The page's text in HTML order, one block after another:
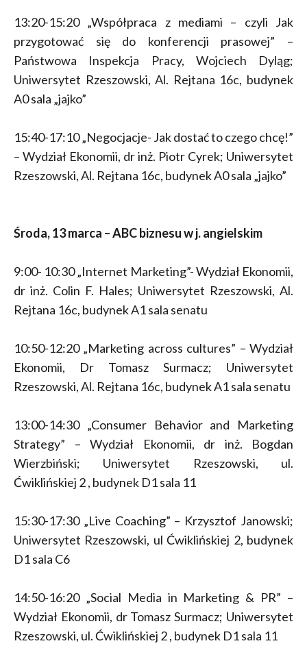
13:20-15:20 „Współpraca z mediami – czyli Jak
przygotować się do konferencji prasowej” –
Państwowa Inspekcja Pracy, Wojciech Dyląg;
Uniwersytet Rzeszowski, Al. Rejtana 16c, budynek
A0 sala „jajko”
15:40-17:10 „Negocjacje- Jak dostać to czego chcę!”
– Wydział Ekonomii, dr inż. Piotr Cyrek; Uniwersytet
Rzeszowski, Al. Rejtana 16c, budynek A0 sala „jajko”
Środa, 13 marca – ABC biznesu w j. angielskim
9:00- 10:30 „Internet Marketing”- Wydział Ekonomii,
dr inż. Colin F. Hales; Uniwersytet Rzeszowski, Al.
Rejtana 16c, budynek A1 sala senatu
10:50-12:20 „Marketing across cultures” – Wydział
Ekonomii, Dr Tomasz Surmacz; Uniwersytet
Rzeszowski, Al. Rejtana 16c, budynek A1 sala senatu
13:00-14:30 „Consumer Behavior and Marketing
Strategy” – Wydział Ekonomii, dr inż. Bogdan
Wierzbiński; Uniwersytet Rzeszowski, ul.
Ćwiklińskiej 2 , budynek D1 sala 11
15:30-17:30 „Live Coaching” – Krzysztof Janowski;
Uniwersytet Rzeszowski, ul Ćwiklińskiej 2, budynek
D1 sala C6
14:50-16:20 „Social Media in Marketing & PR” –
Wydział Ekonomii, dr Tomasz Surmacz; Uniwersytet
Rzeszowski, ul. Ćwiklińskiej 2 , budynek D1 sala 11